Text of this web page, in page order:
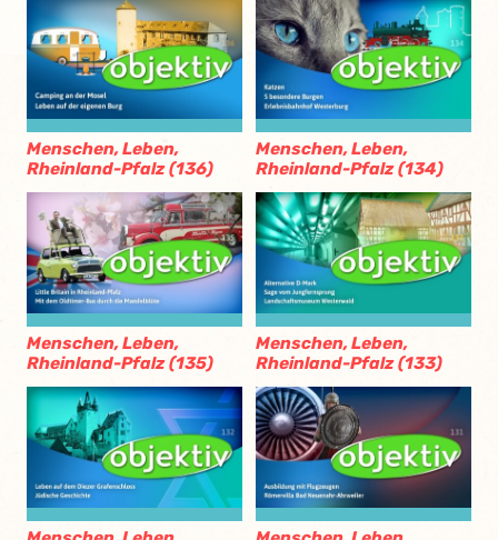
Menschen, Leben,
Rheinland-Pfalz (136)
Menschen, Leben,
Rheinland-Pfalz (134)
Menschen, Leben,
Rheinland-Pfalz (135)
Menschen, Leben,
Rheinland-Pfalz (133)